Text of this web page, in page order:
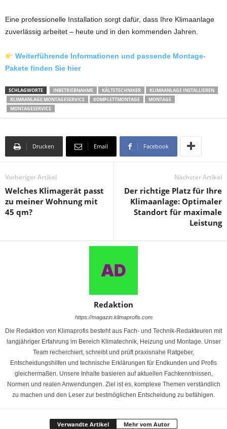
Eine professionelle Installation sorgt dafür, dass Ihre Klimaanlage
zuverlässig arbeitet – heute und in den kommenden Jahren.
Weiterführende Informationen und passende Montage-
Pakete finden Sie hier
SCHLAGWORTE INBETRIEBNAHME KÄLTETECHNIKER
KLIMAANLAGE INSTALLIEREN
KLIMAANLAGE MONTAGESERVICE
KOMPLETTMONTAGE
MONTAGE
MONTAGESERVICE
Drucken Email Facebook
Vorheriger Artikel
Welches Klimagerät passt
zu meiner Wohnung mit
45 qm?
Nächster Artikel
Der richtige Platz für Ihre
Klimaanlage: Optimaler
Standort für maximale
Leistung
Redaktion
https://magazin.klimaprofis.com
Die Redaktion von Klimaprofis besteht aus Fach- und Technik-Redakteuren mit
langjähriger Erfahrung im Bereich Klimatechnik, Heizung und Montage. Unser
Team recherchiert, schreibt und prüft praxisnahe Ratgeber,
Entscheidungshilfen und technische Erklärungen für Endkunden und Profis
gleichermaßen. Unsere Inhalte basieren auf aktuellen Fachkenntnissen,
Normen und realen Anwendungen. Ziel ist es, komplexe Themen verständlich
zu machen und den Leser zur bestmöglichen Entscheidung zu befähigen.
Verwandte Artikel Mehr vom Autor